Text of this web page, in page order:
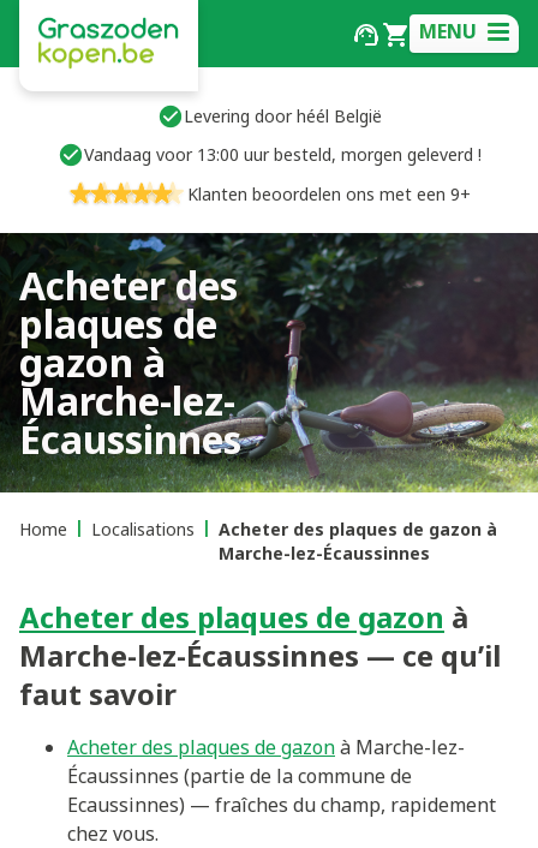
MENU
Levering door héél België
Vandaag voor 13:00 uur besteld, morgen geleverd !
Klanten beoordelen ons met een 9+
Acheter des
plaques de
gazon à
Marche-lez-
Écaussinnes
Home Localisations
Acheter des plaques de gazon à
Marche-lez-Écaussinnes
Acheter des plaques de gazon à
Marche-lez-Écaussinnes — ce qu’il
faut savoir
Acheter des plaques de gazonà Marche-lez-
Écaussinnes (partie de la commune de
Ecaussinnes) — fraîches du champ, rapidement
chez vous.